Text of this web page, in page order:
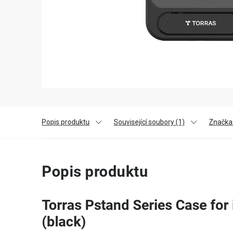
Popis produktu Související soubory (1)
Popis produktu
Torras Pstand Series Case
(black)